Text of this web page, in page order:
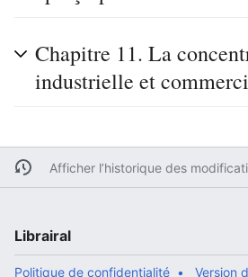
Chapitre 11. La
industrielle et
Afficher l’historique des
Librairal
Politique de confidentialité Version